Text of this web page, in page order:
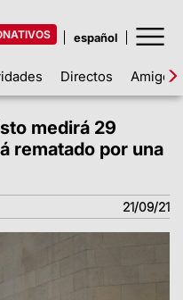
Directos Amigos
medirá 29
rematado por una
21/09/21